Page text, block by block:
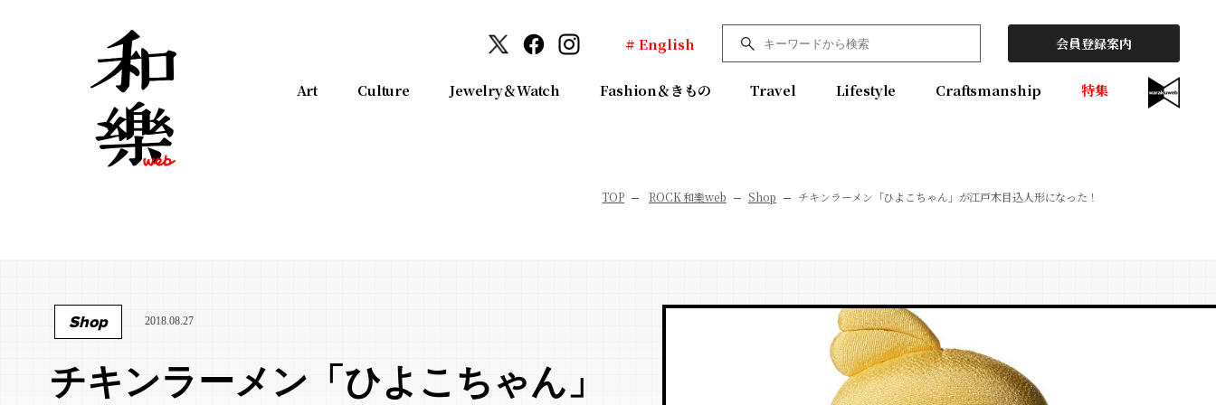
# English 会員登録案内
Art Culture Jewelry＆Watch Fashion＆きもの Travel Lifestyle Craftsmanship 特集
TOP ROCK 和樂web Shop チキンラーメン「ひよこちゃん」が江戸木目込人形になった！
Shop 2018.08.27
チキンラーメン「ひよこちゃん」